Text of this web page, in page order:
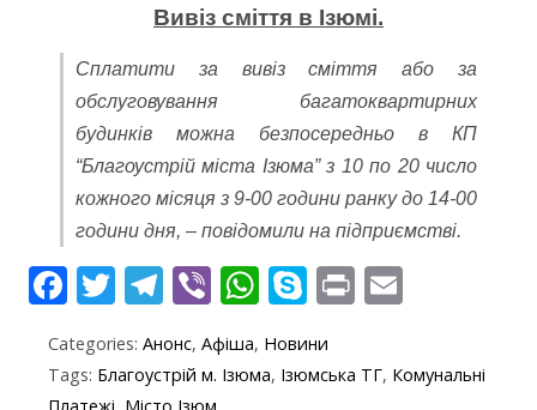
Вивіз сміття в Ізюмі.
Сплатити за вивіз сміття або за
обслуговування багатоквартирних
будинків можна безпосередньо в КП
“Благоустрій міста Ізюма” з 10 по 20 число
кожного місяця з 9-00 години ранку до 14-00
години дня, – повідомили на підприємстві.
F
e
b
T
itt
er
T
e
gr
Vi
b
er
W
at
s
S
y
Pr
t ai
Categories: Анонс, Афіша, Новини
Tags: Благоустрій м. Ізюма, Ізюмська ТГ, Комунальні